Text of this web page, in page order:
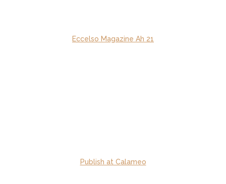
Eccelso Magazine Ah 21
Publish at Calameo